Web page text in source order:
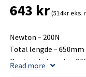
643 kr(514kr eks.
Newton – 200N
Total lengde – 650mm
Opplagets lengde –
Read more